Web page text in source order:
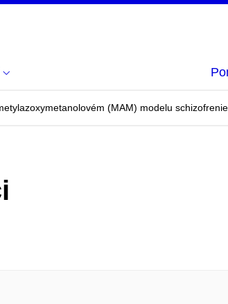
(MAM) modelu